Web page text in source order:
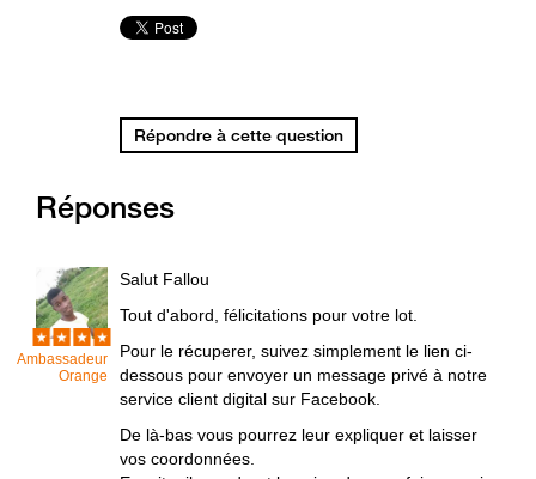
Répondre à cette question
Réponses
Ambassadeur
Orange
Salut Fallou
Tout d'abord, félicitations pour votre lot.
Pour le récuperer, suivez simplement le lien ci-
dessous pour envoyer un message privé à notre
service client digital sur Facebook.
De là-bas vous pourrez leur expliquer et laisser
vos coordonnées.